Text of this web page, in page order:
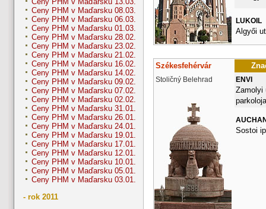
Ceny PHM v Maďarsku 08.03.
Ceny PHM v Maďarsku 06.03.
Ceny PHM v Maďarsku 01.03.
Ceny PHM v Maďarsku 28.02.
Ceny PHM v Maďarsku 23.02.
Ceny PHM v Maďarsku 21.02.
Ceny PHM v Maďarsku 16.02.
Ceny PHM v Maďarsku 14.02.
Ceny PHM v Maďarsku 09.02.
Ceny PHM v Maďarsku 07.02.
Ceny PHM v Maďarsku 02.02.
Ceny PHM v Maďarsku 31.01.
Ceny PHM v Maďarsku 26.01.
Ceny PHM v Maďarsku 24.01.
Ceny PHM v Maďarsku 19.01.
Ceny PHM v Maďarsku 17.01.
Ceny PHM v Maďarsku 12.01.
Ceny PHM v Maďarsku 10.01.
Ceny PHM v Maďarsku 05.01.
Ceny PHM v Maďarsku 03.01.
- rok 2011
LUKOIL
Algyői ut
Székesfehérvár
Stoličný Belehrad ENVI
Zamolyi
Sostoi